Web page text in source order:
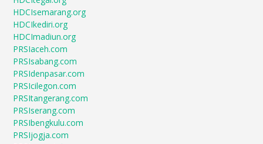
HDCIsemarang.org
HDCIkediri.org
HDCImadiun.org
PRSIaceh.com
PRSIsabang.com
PRSIdenpasar.com
PRSIcilegon.com
PRSItangerang.com
PRSIserang.com
PRSIbengkulu.com
PRSIjogja.com